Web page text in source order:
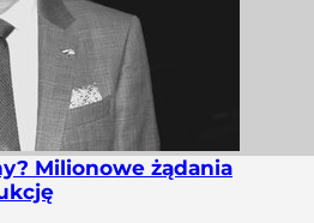
Milionowe żądania